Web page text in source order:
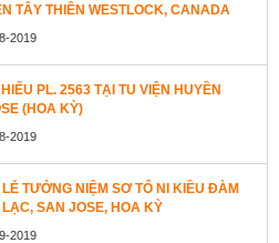
TÂY THIÊN WESTLOCK, CANADA
2019
PL. 2563 TẠI TU VIỆN HUYỀN
(HOA KỲ)
2019
TƯỞNG NIỆM SƠ TỔ NI KIỀU ĐÀM
SAN JOSE, HOA KỲ
2019